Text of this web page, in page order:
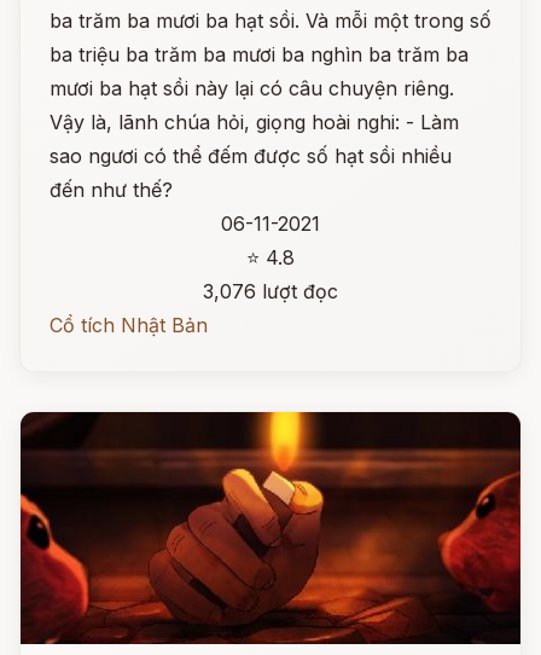
ba trăm ba mươi ba hạt sồi. Và mỗi một trong số
ba triệu ba trăm ba mươi ba nghìn ba trăm ba
mươi ba hạt sồi này lại có câu chuyện riêng.
Vậy là, lãnh chúa hỏi, giọng hoài nghi: - Làm
sao ngươi có thể đếm được số hạt sồi nhiều
đến như thế?
06-11-2021
⭐ 4.8
3,076 lượt đọc
Cổ tích Nhật Bản